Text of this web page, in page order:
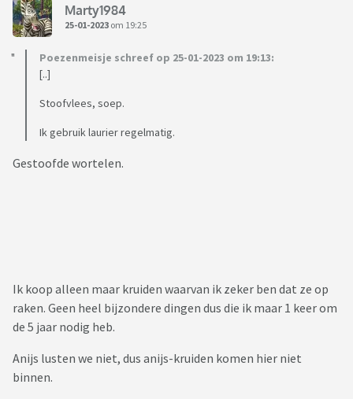
Marty1984
25-01-2023 om 19:25
Poezenmeisje schreef op 25-01-2023 om 19:13:
[..]
Stoofvlees, soep.
Ik gebruik laurier regelmatig.
Gestoofde wortelen.
Ik koop alleen maar kruiden waarvan ik zeker ben dat ze op
raken. Geen heel bijzondere dingen dus die ik maar 1 keer om
de 5 jaar nodig heb.
Anijs lusten we niet, dus anijs-kruiden komen hier niet
binnen.